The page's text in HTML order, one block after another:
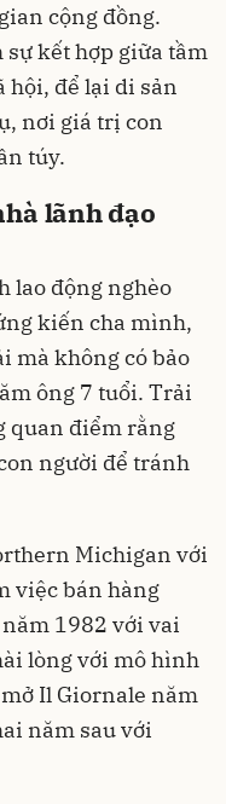
cộng đồng.
kết hợp giữa tầm
hội, để lại di sản
nơi giá trị con
túy.
lãnh đạo
lao động nghèo
kiến cha mình,
mà không có bảo
ông 7 tuổi. Trải
quan điểm rằng
người để tránh
Michigan với
việc bán hàng
1982 với vai
lòng với mô hình
Il Giornale năm
năm sau với